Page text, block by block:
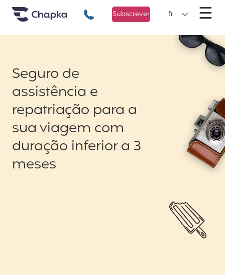
Chapka Seguro Viagem
+351 800 50 01 71
Subscrever fr ☰
Seguro de
assistência e
repatriação para a
sua viagem com
duração inferior a 3
meses